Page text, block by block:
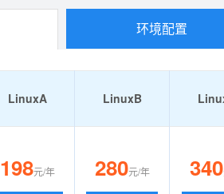
环境配置
LinuxA LinuxB
198元/年 280元/年 340